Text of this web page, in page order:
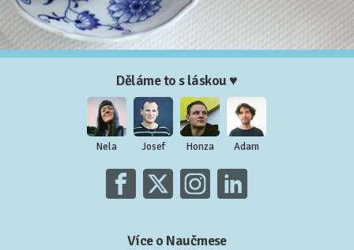
Děláme to s láskou ♥
Nela Josef Honza Adam
Více o Naučmese